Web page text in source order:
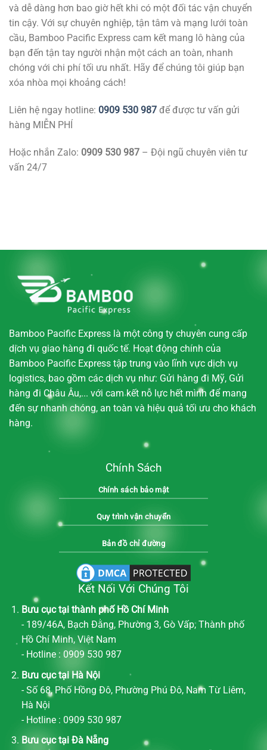
và dễ dàng hơn bao giờ hết khi có một đối tác vận chuyển
tin cậy. Với sự chuyên nghiệp, tận tâm và mạng lưới toàn
cầu, Bamboo Pacific Express cam kết mang lô hàng của
bạn đến tận tay người nhận một cách an toàn, nhanh
chóng với chi phí tối ưu nhất. Hãy để chúng tôi giúp bạn
xóa nhòa mọi khoảng cách!
Liên hệ ngay hotline: 0909 530 987 để được tư vấn gửi
hàng MIỄN PHÍ
Hoặc nhắn Zalo: 0909 530 987 – Đội ngũ chuyên viên tư
vấn 24/7
Bamboo Pacific Express là một công ty chuyên cung cấp
dịch vụ giao hàng đi quốc tế. Hoạt động chính của
Bamboo Pacific Express tập trung vào lĩnh vực dịch vụ
logistics, bao gồm các dịch vụ như: Gửi hàng đi Mỹ, Gửi
hàng đi Châu Âu,... với cam kết nỗ lực hết mình để mang
đến sự nhanh chóng, an toàn và hiệu quả tối ưu cho khách
hàng.
Chính Sách
Chính sách bảo mật
Quy trình vận chuyển
Bản đồ chỉ đường
Kết Nối Với Chúng Tôi
Bưu cục tại thành phố Hồ Chí Minh
- 189/46A, Bạch Đằng, Phường 3, Gò Vấp, Thành phố
Hồ Chí Minh, Việt Nam
- Hotline : 0909 530 987
Bưu cục tại Hà Nội
- Số 68, Phố Hồng Đô, Phường Phú Đô, Nam Từ Liêm,
Hà Nội
- Hotline : 0909 530 987
Bưu cục tại Đà Nẵng